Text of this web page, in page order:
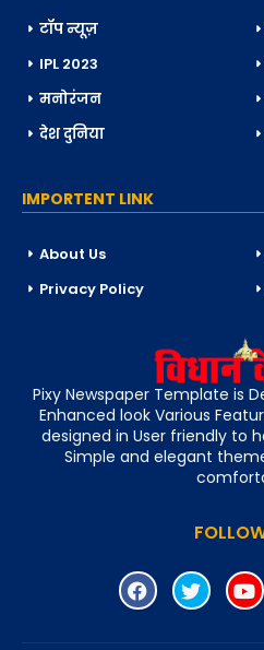
टॉप न्यूज़
IPL 2023
मनोरंजन
देश दुनिया
IMPORTENT LINK
About Us
Privacy Policy
Pixy Newspaper Template is
Enhanced look Various
designed in User friendly to
Simple and elegant